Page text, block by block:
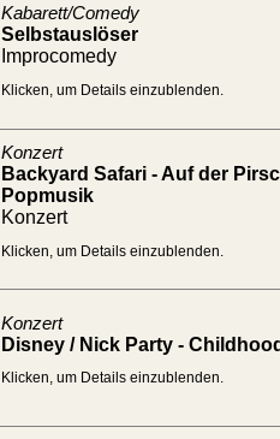
Kabarett/Comedy
Selbstauslöser
Improcomedy
Klicken, um Details einzublenden.
Konzert
Backyard Safari - Auf der
Popmusik
Konzert
Klicken, um Details einzublenden.
Konzert
Disney / Nick Party -
Klicken, um Details einzublenden.